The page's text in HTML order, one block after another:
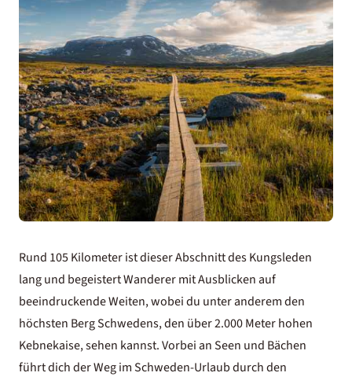
Rund 105 Kilometer ist dieser Abschnitt des Kungsleden
lang und begeistert Wanderer mit Ausblicken auf
beeindruckende Weiten, wobei du unter anderem den
höchsten Berg Schwedens, den über 2.000 Meter hohen
Kebnekaise, sehen kannst. Vorbei an Seen und Bächen
führt dich der Weg imSchweden-Urlaubdurch den